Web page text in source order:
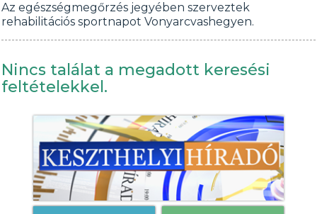
Az egészségmegőrzés jegyében szerveztek
rehabilitációs sportnapot Vonyarcvashegyen.
Nincs találat a megadott keresési
feltételekkel.